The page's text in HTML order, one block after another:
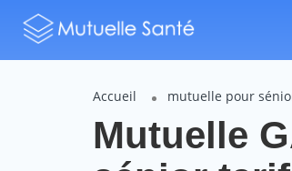
Accueil mutuelle pour
Mutuelle